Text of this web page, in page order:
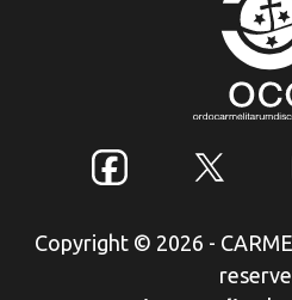
Copyright © 2026 -